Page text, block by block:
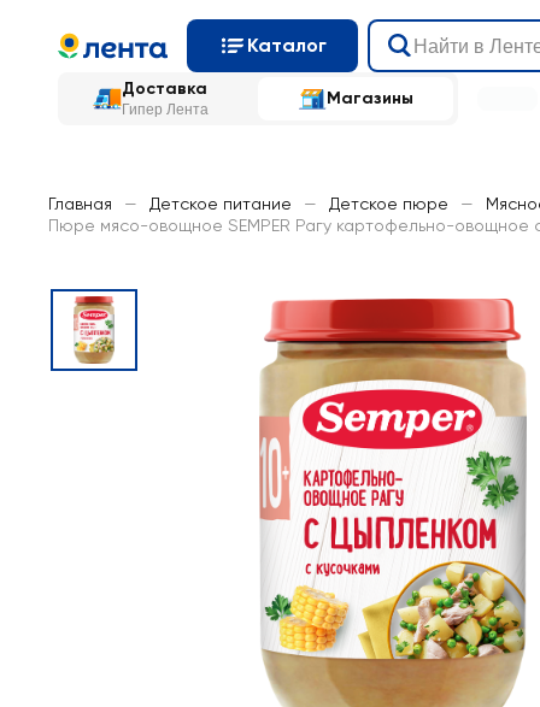
Каталог
Доставка
Гипер Лента
Магазины
Главная — Детское питание — Детское пюре —
Пюре мясо-овощное SEMPER Рагу картофельно-овощное